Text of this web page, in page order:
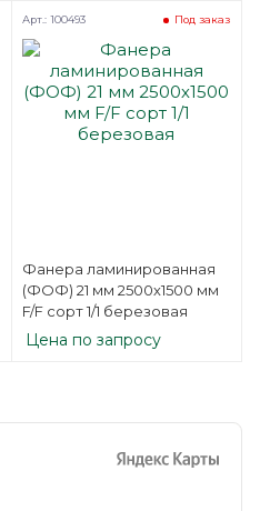
Фанера ламинированная
(ФОФ) 21 мм 2500х1500 мм
F/F сорт 1/1 березовая
Под заказ
Арт.: 100493
Цена по запросу